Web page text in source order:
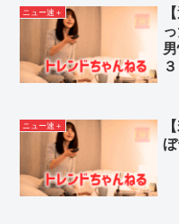
ニュー速＋
ニュー速＋